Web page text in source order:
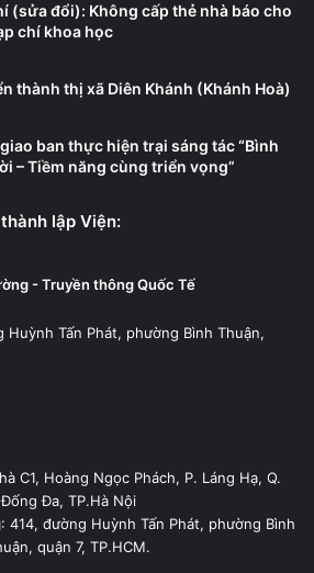
(sửa đổi): Không cấp thẻ nhà báo cho
chí khoa học
thành thị xã Diên Khánh (Khánh Hoà)
ban thực hiện trại sáng tác “Bình
– Tiềm năng cùng triển vọng”
lập Viện:
- Truyền thông Quốc Tế
Huỳnh Tấn Phát, phường Bình Thuận,
C1, Hoàng Ngọc Phách, P. Láng Hạ, Q.
Đống Đa, TP.Hà Nội
: 414, đường Huỳnh Tấn Phát, phường Bình
quận 7, TP.HCM.